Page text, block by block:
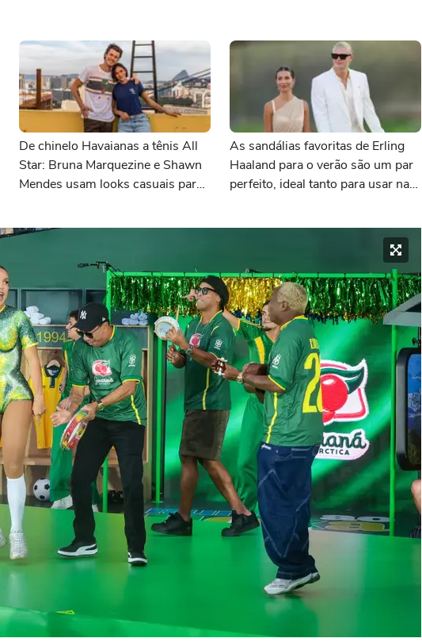
De chinelo Havaianas a tênis All
Star: Bruna Marquezine e Shawn
Mendes usam looks casuais para
As sandálias favoritas de Erling
Haaland para o verão são um par
perfeito, ideal tanto para usar na